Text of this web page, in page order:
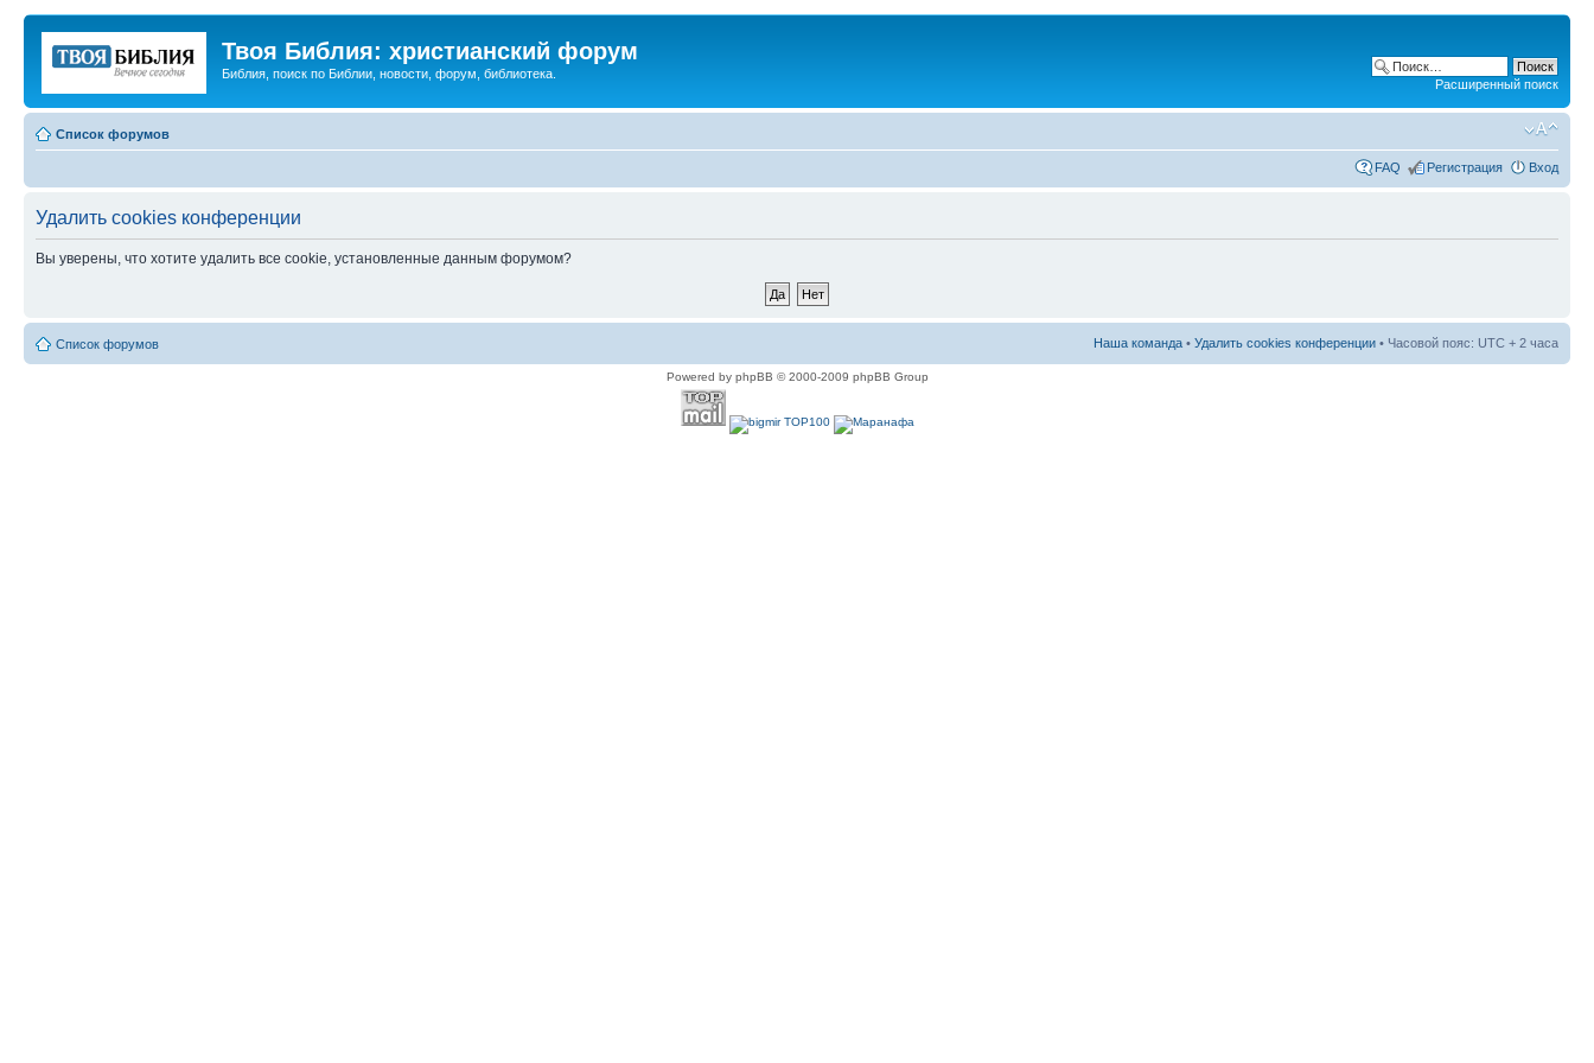
Твоя Библия: христианский форум
Библия, поиск по Библии, новости, форум, библиотека.
Расширенный поиск
Список форумов
FAQ Регистрация Вход
Удалить cookies конференции
Вы уверены, что хотите удалить все cookie, установленные данным форумом?
Список форумов Наша команда • Удалить cookies конференции • Часовой пояс: UTC + 2 часа
Powered by phpBB © 2000-2009 phpBB Group